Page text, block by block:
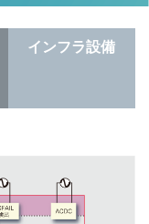
インフラ設備